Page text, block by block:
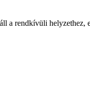
a rendkívüli helyzethez,